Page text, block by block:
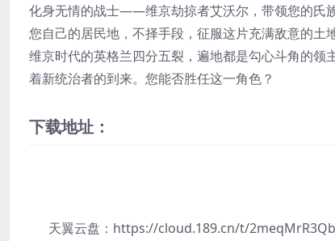
化身无情的战士——维京劫掠者艾沃尔，带领您的氏
您自己的居民地，不择手段，征服这片充满敌意的土
维京时代的英格兰四分五裂，遍地都是勾心斗角的
着新统治者的到来。您能否胜任这一角色？
下载地址：
天翼云盘：https://cloud.189.cn/t/